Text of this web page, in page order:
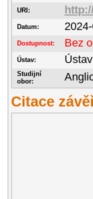
URI:
Datum:
Dostupnost: Bez
Ústav:
Studijní
obor:
Citace